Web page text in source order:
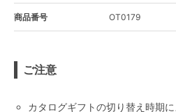
商品番号 OT0179
ご注意
カタログギフトの切り替え時期